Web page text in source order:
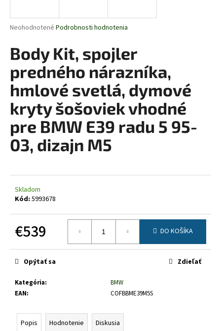
Priemerné
produktu
je
5
hviezdičiek.
Neohodnotené Podrobnosti hodnotenia
Body Kit, spojler
predného nárazníka,
hmlové svetlá, dymové
kryty šošoviek vhodné
pre BMW E39 radu 5 95-
03, dizajn M5
Skladom
Kód: 5993678
€539
cena:
DO KOŠÍKA
Kategória:
BMW
EAN: COFBBME39M5S
Opýtať sa Zdieľať
Popis Hodnotenie Diskusia
j
ť
?
HĽADAŤ
p
o
ú